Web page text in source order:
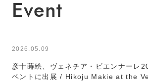
Event
2026.05.09
彦十蒔絵、ヴェネチア・ビエンナーレ
ベントに出展 / Hikoju Makie at the